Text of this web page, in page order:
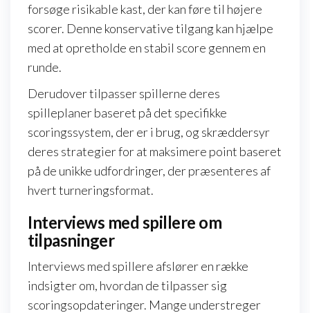
forsøge risikable kast, der kan føre til højere
scorer. Denne konservative tilgang kan hjælpe
med at opretholde en stabil score gennem en
runde.
Derudover tilpasser spillerne deres
spilleplaner baseret på det specifikke
scoringssystem, der er i brug, og skræddersyr
deres strategier for at maksimere point baseret
på de unikke udfordringer, der præsenteres af
hvert turneringsformat.
Interviews med spillere om
tilpasninger
Interviews med spillere afslører en række
indsigter om, hvordan de tilpasser sig
scoringsopdateringer. Mange understreger